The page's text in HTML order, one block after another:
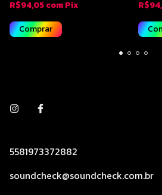
R$94,05comPix
Comprar
5581973372882
soundcheck@soundcheck.com.br